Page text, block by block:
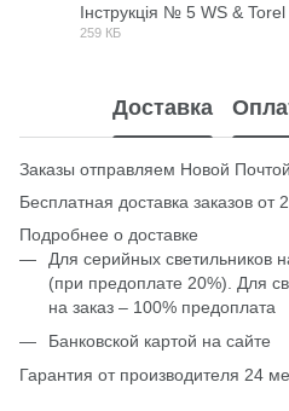
Інструкція № 5 WS & Torel
259 КБ
Доставка
Заказы отправляем Новой
Бесплатная доставка заказов от
Подробнее о доставке
Для серийных светильников
(при предоплате 20%). Для
на заказ – 100% предоплата
Банковской картой на сайте
Гарантия от производителя 24